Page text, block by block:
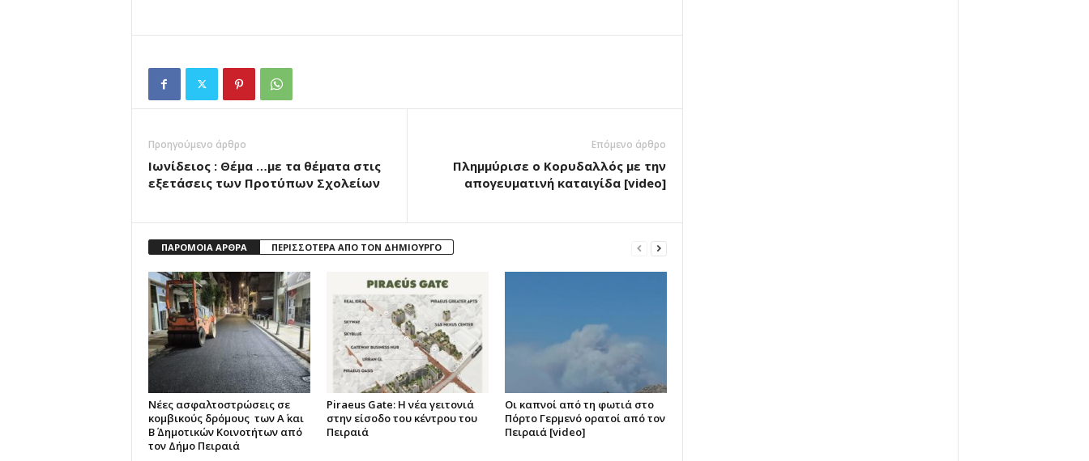
Προηγούμενο άρθρο
Ιωνίδειος : Θέμα …με τα θέματα στις
εξετάσεις των Προτύπων Σχολείων
Επόμενο άρθρο
Πλημμύρισε ο Κορυδαλλός με την
απογευματινή καταιγίδα [video]
ΠΑΡΟΜΟΙΑ ΑΡΘΡΑ ΠΕΡΙΣΣΟΤΕΡΑ ΑΠΟ ΤΟΝ ΔΗΜΙΟΥΡΓΟ
Νέες ασφαλτοστρώσεις σε
κομβικούς δρόμους των Α΄ και
Β΄ Δημοτικών Κοινοτήτων από
τον Δήμο Πειραιά
Piraeus Gate: Η νέα γειτονιά
στην είσοδο του κέντρου του
Πειραιά
Οι καπνοί από τη φωτιά στο
Πόρτο Γερμενό ορατοί από τον
Πειραιά [video]